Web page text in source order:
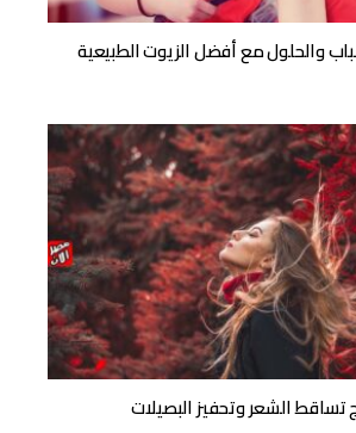
والحلول مع أفضل الزيوت الطبيعية